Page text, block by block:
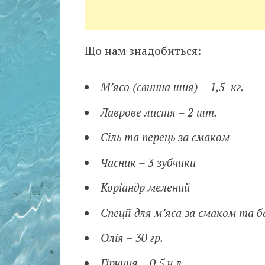
Що нам знадобиться:
М’ясо (свинна шия) – 1,5 кг.
Лаврове листя – 2 шт.
Сіль та перець за смаком
Часник – 3 зубчики
Коріандр мелений
Спеції для м’яса за смаком та
Олія – 30 гр.